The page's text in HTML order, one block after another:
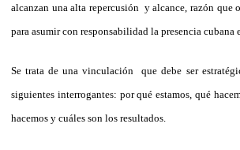
alcanzan una alta repercusión y alcance, razón que
para asumir con responsabilidad la presencia cubana
Se trata de una vinculación que debe ser
siguientes interrogantes: por qué estamos, qué
hacemos y cuáles son los resultados.